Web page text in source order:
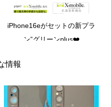
iPhone16eがセットの新プラ
ン”グリーンplus❤️
情報